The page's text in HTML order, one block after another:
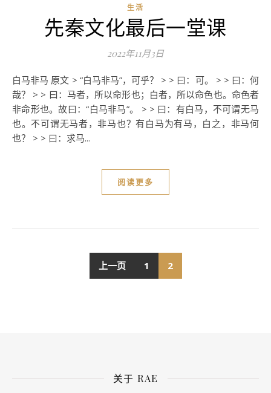
生活
先秦文化最后一堂课
2022年11月3日
白马非马 原文 > “白马非马”，可乎？ > > 曰：可。 > > 曰：何
哉？ > > 曰：马者，所以命形也；白者，所以命色也。命色者
非命形也。故曰：“白马非马”。 > > 曰：有白马，不可谓无马
也。不可谓无马者，非马也？有白马为有马，白之，非马何
也？ > > 曰：求马...
阅读更多
上一页 1 2
关于 RAE